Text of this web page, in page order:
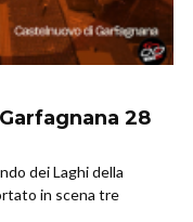
28
dei Laghi della
in scena tre